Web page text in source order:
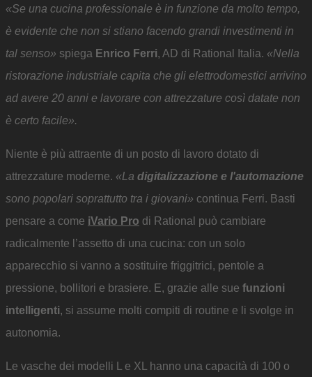
«Se una cucina professionale è in funzione da molto tempo,
è evidente che non si stiano facendo grandi investimenti in
tal senso» spiega Enrico Ferri, AD di Rational Italia. «Nella
ristorazione industriale capita che gli elettrodomestici arrivino
ad avere 20 anni e lavorare con attrezzature così datate non
è certo facile».
Niente è più attraente di un posto di lavoro dotato di
attrezzature moderne. «La digitalizzazione e l'automazione
sono popolari soprattutto tra i giovani» continua Ferri. Basti
pensare a come iVario Pro di Rational può cambiare
radicalmente l’assetto di una cucina: con un solo
apparecchio si vanno a sostituire friggitrici, pentole a
pressione, bollitori e brasiere. E, grazie alle sue funzioni
intelligenti, si assume molti compiti di routine e li svolge in
autonomia.
Le vasche dei modelli L e XL hanno una capacità di 100 o